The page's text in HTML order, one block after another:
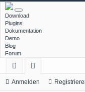
Download
Plugins
Dokumentation
Demo
Blog
Forum
ch
or
Anmelden